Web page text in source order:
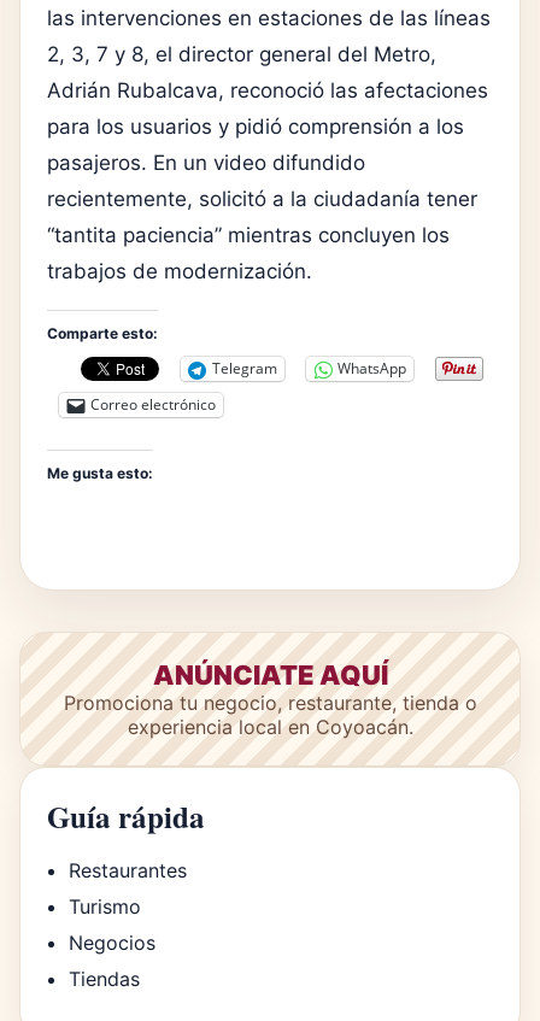
las intervenciones en estaciones de las líneas
2, 3, 7 y 8, el director general del Metro,
Adrián Rubalcava, reconoció las afectaciones
para los usuarios y pidió comprensión a los
pasajeros. En un video difundido
recientemente, solicitó a la ciudadanía tener
“tantita paciencia” mientras concluyen los
trabajos de modernización.
Comparte esto:
Telegram
WhatsApp
Correo electrónico
Me gusta esto:
ANÚNCIATE AQUÍ
Promociona tu negocio, restaurante, tienda o
experiencia local en Coyoacán.
Guía rápida
Restaurantes
Turismo
Negocios
Tiendas